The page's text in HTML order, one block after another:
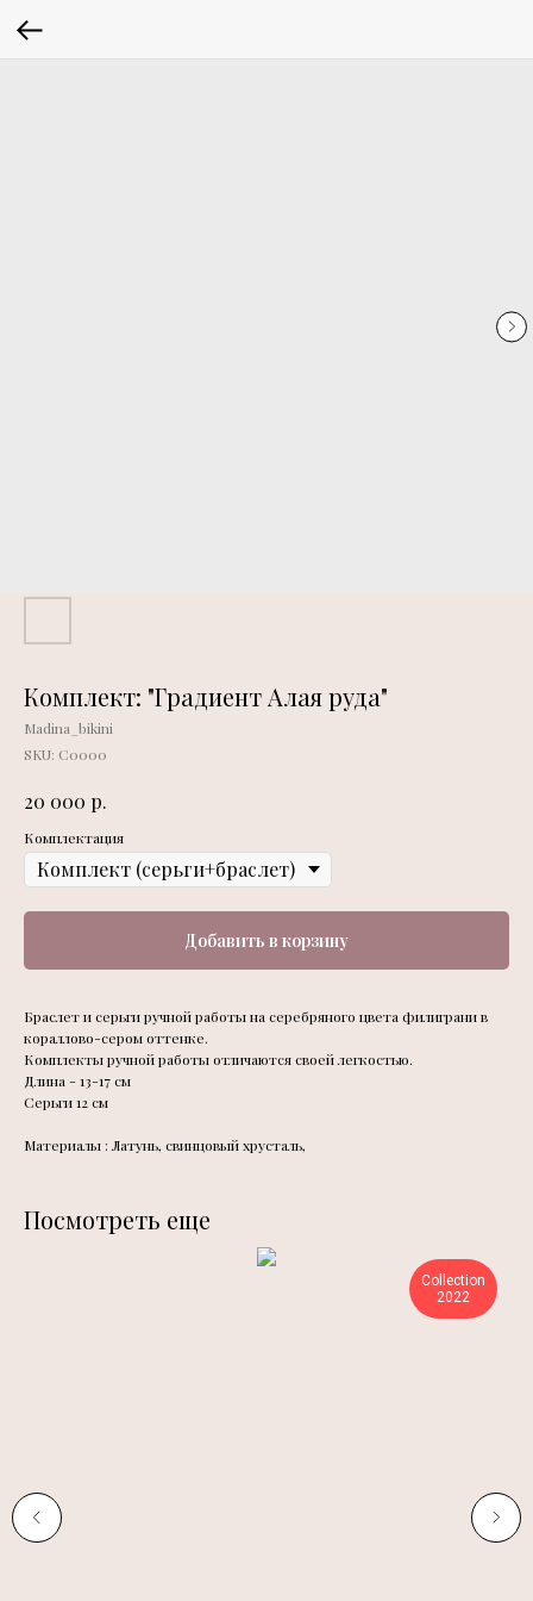
Комплект: "Градиент Алая руда"
Madina_bikini
SKU: С0000
20 000 р.
Комплектация
Добавить в корзину
Браслет и серьги ручной работы на серебряного цвета филиграни в
кораллово-сером оттенке.
Комплекты ручной работы отличаются своей легкостью.
Длина - 13-17 см
Сeрьги 12 см
Материалы : Латунь, свинцовый хрусталь,
Посмотреть еще
Collection
2022